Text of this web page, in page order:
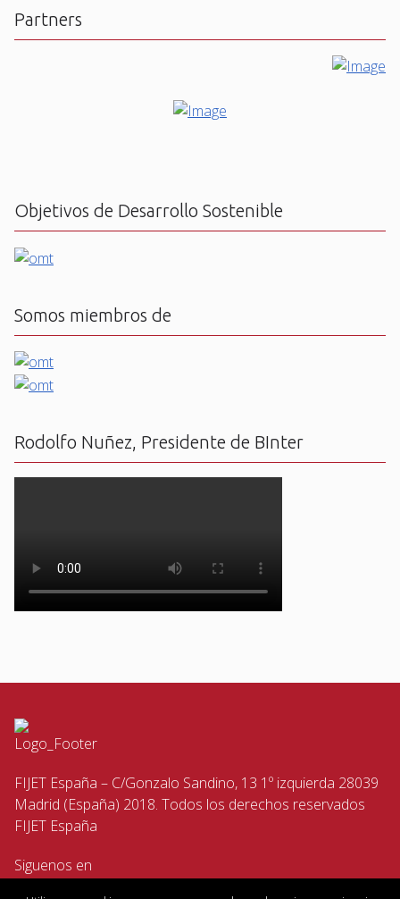
Partners
Objetivos de Desarrollo Sostenible
Somos miembros de
Rodolfo Nuñez, Presidente de BInter
FIJET España – C/Gonzalo Sandino, 13 1º izquierda 28039
Madrid (España) 2018. Todos los derechos reservados
FIJET España
Siguenos en